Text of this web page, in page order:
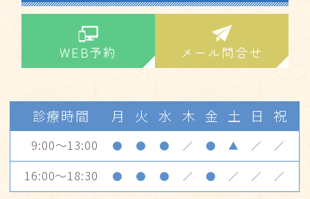
WEB予約 メール問合せ
診療時間 月 火 水 木 金 土 日 祝
9:00～13:00 ● ● ● ／ ● ▲ ／ ／
16:00～18:30 ● ● ● ／ ● ／ ／ ／